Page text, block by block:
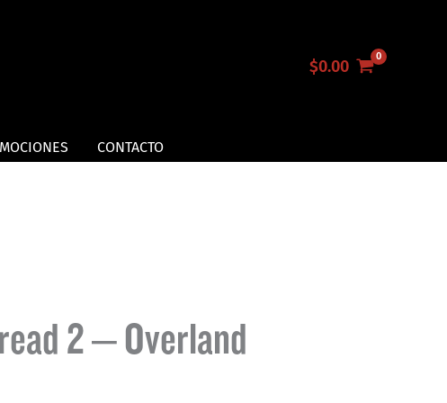
$0.00
CONTACTO
2 – Overland